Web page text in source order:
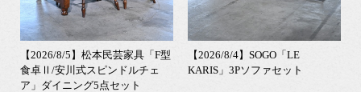
【2026/8/5】松本民芸家具「F型
食卓Ⅱ/安川式スピンドルチェ
ア」ダイニング5点セット
【2026/8/4】SOGO「LE
KARIS」3Pソファセット